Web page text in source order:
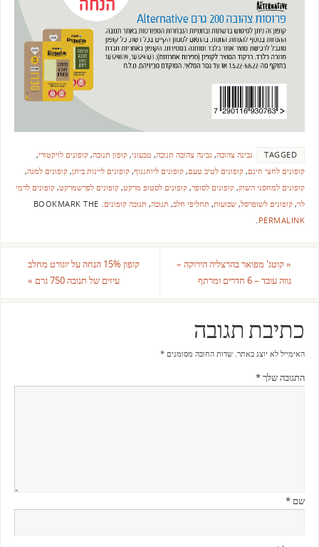
TAGGED גבינה צהובה, גבינה צהובה תנובה, טבעוני, קופון תנובה, קופונים לויקטורי,
קופונים לחצי חינם, קופונים לטיב טעם, קופונים ליוחננוף, קופונים ליינות ביתן, קופונים למגה,
קופונים למחסני השוק, קופונים לסופר, קופונים לסטופ מרקט, קופונים לפרשמרקט, קופונים לרמי
לוי, קופונים לשופרסל, שבועות, תחליפי חלב, תנובה, תנובה קופונים
PERMALINK
«קוטג' מפואר בהרצליה הירוקה –
נווה עובד – 6 חדרים ומרתף
קופון 15% הנחה על יוגורט מחלב
עיזים של תנובה 750 גרם
»
כתיבת תגובה
האימייל לא יוצג באתר. שדות החובה מסומנים *
התגובה שלך*
שם *